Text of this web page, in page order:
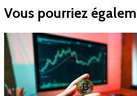
Vous pourriez